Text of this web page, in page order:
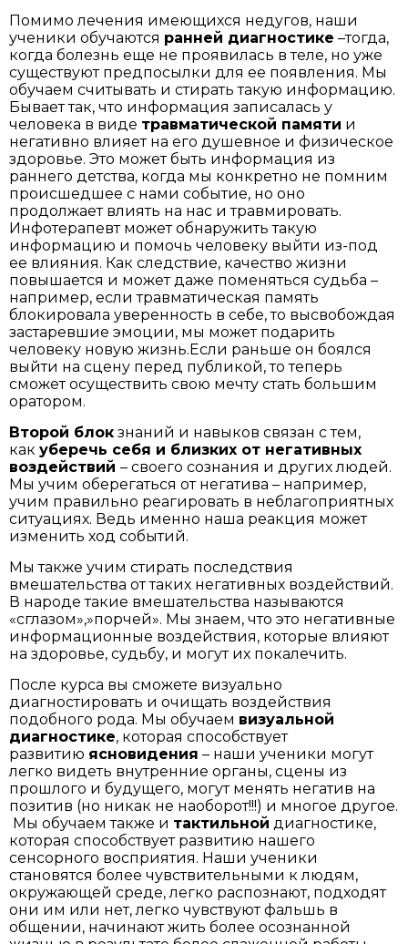
Помимо лечения имеющихся недугов, наши
ученики обучаются ранней диагностике –тогда,
когда болезнь еще не проявилась в теле, но уже
существуют предпосылки для ее появления. Мы
обучаем считывать и стирать такую информацию.
Бывает так, что информация записалась у
человека в виде травматической памяти и
негативно влияет на его душевное и физическое
здоровье. Это может быть информация из
раннего детства, когда мы конкретно не помним
происшедшее с нами событие, но оно
продолжает влиять на нас и травмировать.
Инфотерапевт может обнаружить такую
информацию и помочь человеку выйти из-под
ее влияния. Как следствие, качество жизни
повышается и может даже поменяться судьба –
например, если травматическая память
блокировала уверенность в себе, то высвобождая
застаревшие эмоции, мы может подарить
человеку новую жизнь.Если раньше он боялся
выйти на сцену перед публикой, то теперь
сможет осуществить свою мечту стать большим
оратором.
Второй блок знаний и навыков связан с тем,
как уберечь себя и близких от негативных
воздействий – своего сознания и других людей.
Мы учим оберегаться от негатива – например,
учим правильно реагировать в неблагоприятных
ситуациях. Ведь именно наша реакция может
изменить ход событий.
Мы также учим стирать последствия
вмешательства от таких негативных воздействий.
В народе такие вмешательства называются
«сглазом»,»порчей». Мы знаем, что это негативные
информационные воздействия, которые влияют
на здоровье, судьбу, и могут их покалечить.
После курса вы сможете визуально
диагностировать и очищать воздействия
подобного рода. Мы обучаем визуальной
диагностике, которая способствует
развитию ясновидения – наши ученики могут
легко видеть внутренние органы, сцены из
прошлого и будущего, могут менять негатив на
позитив (но никак не наоборот!!!) и многое другое.
Мы обучаем также и тактильной диагностике,
которая способствует развитию нашего
сенсорного восприятия. Наши ученики
становятся более чувствительными к людям,
окружающей среде, легко распознают, подходят
они им или нет, легко чувствуют фальшь в
общении, начинают жить более осознанной